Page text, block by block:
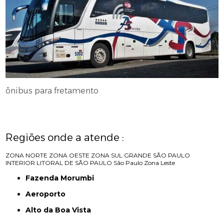
ônibus para fretamento
Regiões onde a atende :
ZONA NORTE ZONA OESTE ZONA SUL GRANDE SÃO PAULO
INTERIOR LITORAL DE SÃO PAULO São Paulo Zona Leste
Fazenda Morumbi
Aeroporto
Alto da Boa Vista